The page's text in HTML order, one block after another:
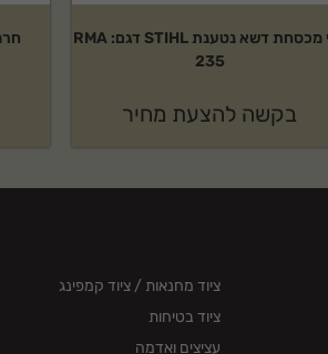
גוף מכסחת דשא נטענת STIHL דגם: RMA
235
בקשה להצעת מחיר
ציוד מחנאות / ציוד קמפינג
ציוד בטיחות
עציצים ואדמה